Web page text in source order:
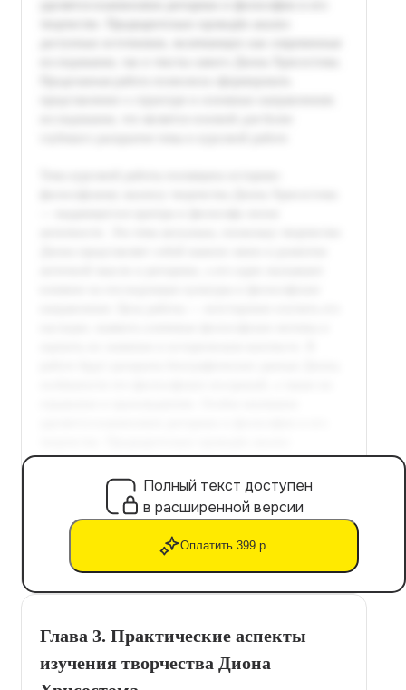
Полный текст доступен
в расширенной версии
Оплатить 399 р.
Глава 3. Практические аспекты
изучения творчества Диона